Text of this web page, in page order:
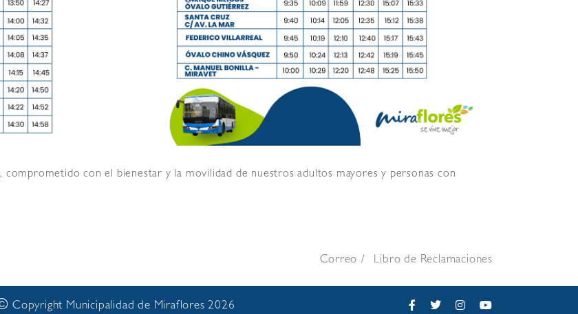
con el bienestar y la movilidad de nuestros adultos mayores y personas con
Correo Libro de Reclamaciones
Copyright Municipalidad de Miraflores 2026